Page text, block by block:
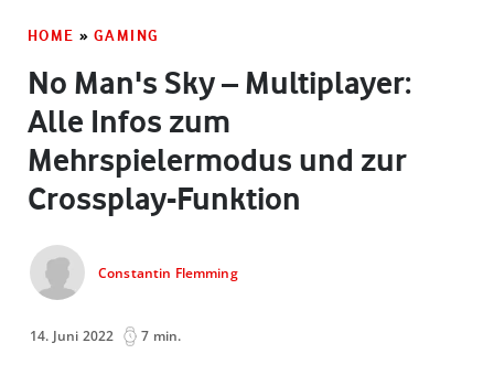
HOME » GAMING
No Man's Sky – Multiplayer:
Alle Infos zum
Mehrspielermodus und zur
Crossplay-Funktion
Constantin Flemming
14. Juni 2022 7 min.